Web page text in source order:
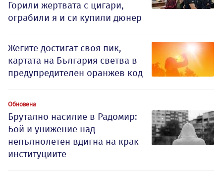
Горили жертвата с цигари,
ограбили я и си купили дюнер
Жегите достигат своя пик,
картата на България светва в
предупредителен оранжев код
Обновена
Брутално насилие в Радомир:
Бой и унижение над
непълнолетен вдигна на крак
институциите